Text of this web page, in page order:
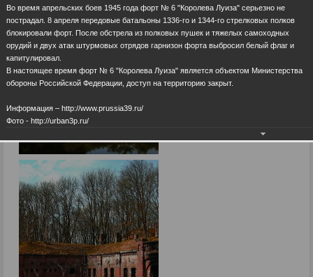
Во время апрельских боев 1945 года форт № 6 "Королева Луиза" серьезно не
пострадал. 8 апреля передовые батальоны 1336-го и 1344-го стрелковых полков
блокировали форт. После обстрела из полковых пушек и тяжелых самоходных
орудий и двух атак штурмовых отрядов гарнизон форта выбросил белый флаг и
капитулировал.
В настоящее время форт № 6 "Королева Луиза" является объектом Министерства
обороны Российской Федерации, доступ на территорию закрыт.
Информация – http://www.prussia39.ru/
Фото - http://urban3p.ru/